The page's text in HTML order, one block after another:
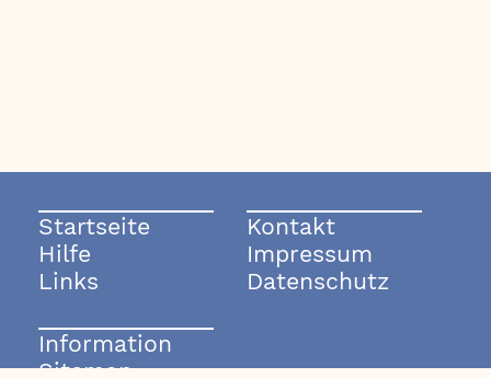
Startseite
Hilfe
Links
Kontakt
Impressum
Datenschutz
Information
Sitemap